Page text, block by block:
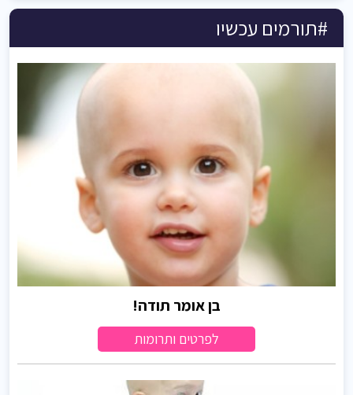
#תורמים עכשיו
בן אומר תודה!
לפרטים ותרומות